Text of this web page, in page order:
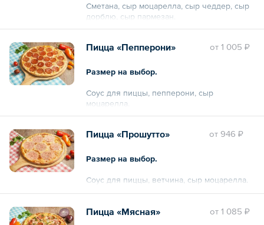
Сметана, сыр моцарелла, сыр чеддер, сыр
дорблю, сыр пармезан.
oт 1 005 ₽
Пицца «Пепперони»
Размер на выбор.
Соус для пиццы, пепперони, сыр
моцарелла.
oт 946 ₽
Пицца «Прошутто»
Размер на выбор.
Соус для пиццы, ветчина, сыр моцарелла.
oт 1 085 ₽
Пицца «Мясная»